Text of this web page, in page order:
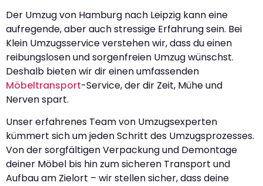
Der Umzug von Hamburg nach Leipzig kann eine
aufregende, aber auch stressige Erfahrung sein. Bei
Klein Umzugsservice verstehen wir, dass du einen
reibungslosen und sorgenfreien Umzug wünschst.
Deshalb bieten wir dir einen umfassenden
Möbeltransport-Service, der dir Zeit, Mühe und
Nerven spart.
Unser erfahrenes Team von Umzugsexperten
kümmert sich um jeden Schritt des Umzugsprozesses.
Von der sorgfältigen Verpackung und Demontage
deiner Möbel bis hin zum sicheren Transport und
Aufbau am Zielort – wir stellen sicher, dass deine